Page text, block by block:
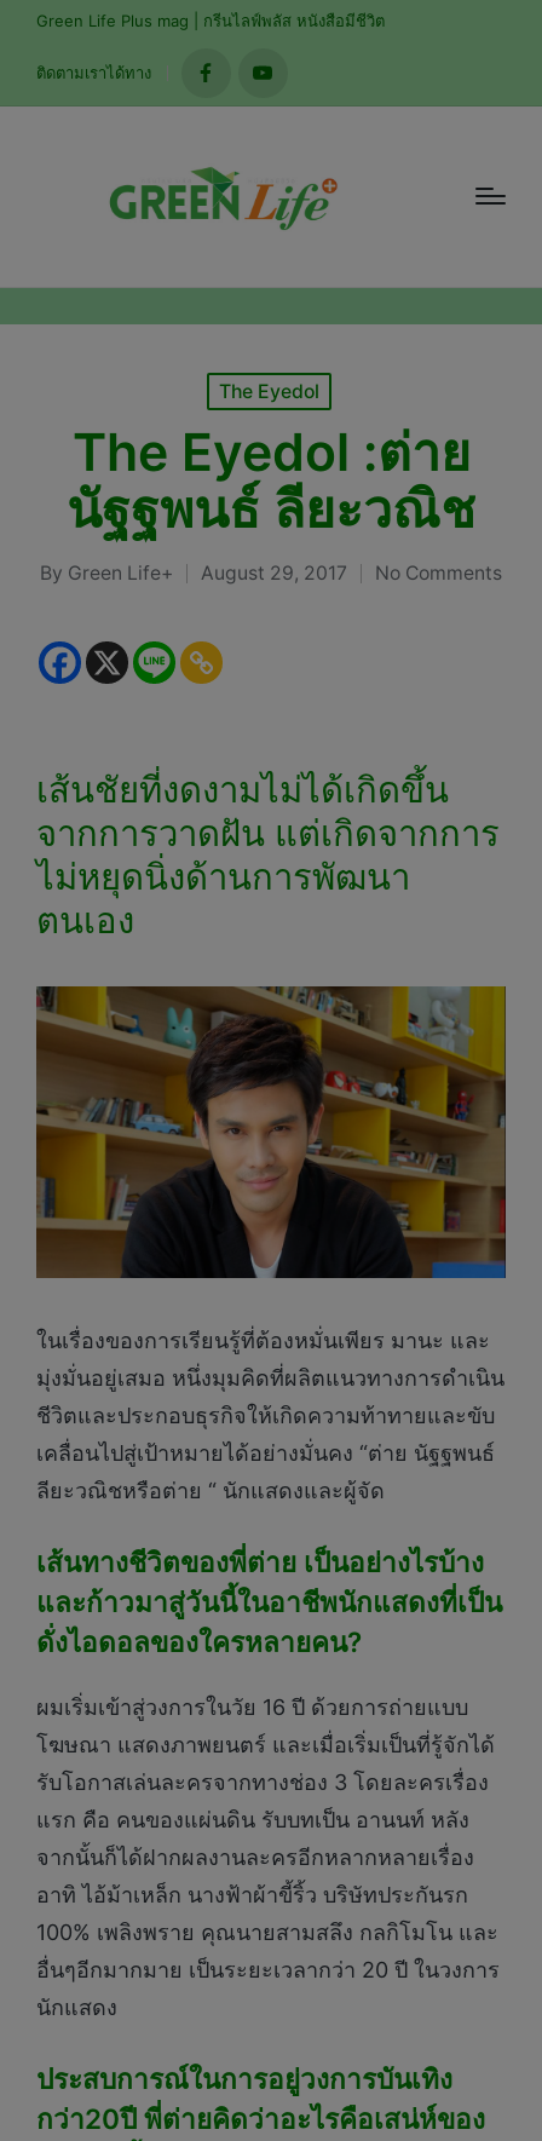
Green Life Plus mag | กรีนไลฟ์พลัส หนังสือมีชีวิต
ติดตามเราได้ทาง
facebookyoutube
Posted
The Eyedol
The Eyedol :ต่าย
นัฐฐพนธ์ ลียะวณิช
Posted
By Green Life+ August 29, 2017 No Comments
เส้นชัยที่งดงามไม่ได้เกิดขึ้น
จากการวาดฝัน แต่เกิดจากการ
ไม่หยุดนิ่งด้านการพัฒนา
ตนเอง
ในเรื่องของการเรียนรู้ที่ต้องหมั่นเพียร มานะ และ
มุ่งมั่นอยู่เสมอ หนึ่งมุมคิดที่ผลิตแนวทางการดำเนิน
ชีวิตและประกอบธุรกิจให้เกิดความท้าทายและขับ
เคลื่อนไปสู่เป้าหมายได้อย่างมั่นคง “ต่าย นัฐฐพนธ์
ลียะวณิชหรือต่าย “ นักแสดงและผู้จัด
เส้นทางชีวิตของพี่ต่าย เป็นอย่างไรบ้าง
และก้าวมาสู่วันนี้ในอาชีพนักแสดงที่เป็น
ดั่งไอดอลของใครหลายคน?
ผมเริ่มเข้าสู่วงการในวัย 16 ปี ด้วยการถ่ายแบบ
โฆษณา แสดงภาพยนตร์ และเมื่อเริ่มเป็นที่รู้จักได้
รับโอกาสเล่นละครจากทางช่อง 3 โดยละครเรื่อง
แรก คือ คนของแผ่นดิน รับบทเป็น อานนท์ หลัง
จากนั้นก็ได้ฝากผลงานละครอีกหลากหลายเรื่อง
อาทิ ไอ้ม้าเหล็ก นางฟ้าผ้าขี้ริ้ว บริษัทประกันรก
100% เพลิงพราย คุณนายสามสลึง กลกิโมโน และ
อื่นๆอีกมากมาย เป็นระยะเวลากว่า 20 ปี ในวงการ
นักแสดง
ประสบการณ์ในการอยู่วงการบันเทิง
กว่า20ปี พี่ต่ายคิดว่าอะไรคือเสน่ห์ของ
modal-check